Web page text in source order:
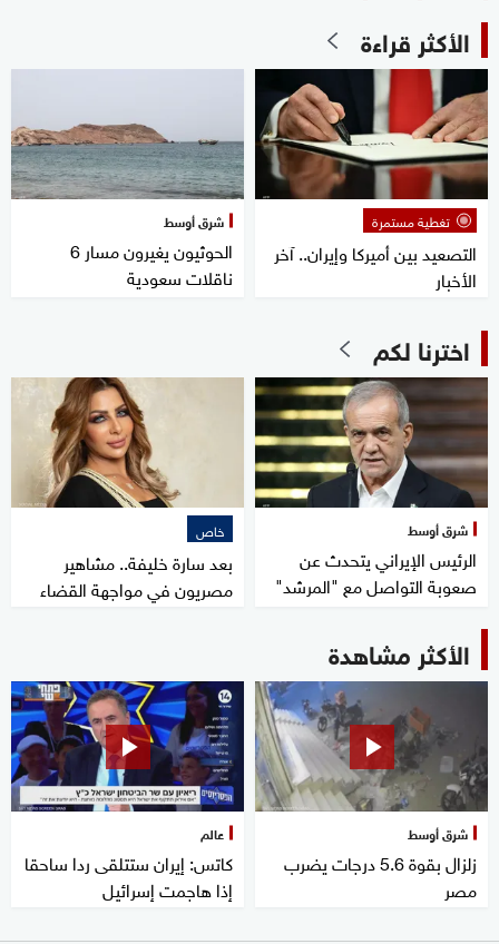
الأكثر قراءة
تغطية مستمرة
التصعيد بين أميركا وإيران.. آخر
الأخبار
شرق أوسط
الحوثيون يغيرون مسار 6
ناقلات سعودية
اخترنا لكم
شرق أوسط
الرئيس الإيراني يتحدث عن
صعوبة التواصل مع "المرشد"
خاص
بعد سارة خليفة.. مشاهير
مصريون في مواجهة القضاء
الأكثر مشاهدة
شرق أوسط
زلزال بقوة 5.6 درجات يضرب
مصر
عالم
كاتس: إيران ستتلقى ردا ساحقا
إذا هاجمت إسرائيل